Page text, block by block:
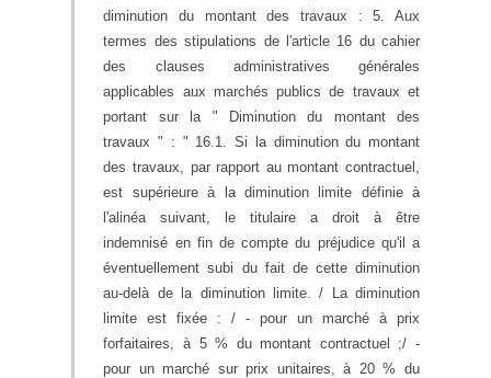
diminution du montant des travaux : 5. Aux
termes des stipulations de l'article 16 du cahier
des clauses administratives générales
applicables aux marchés publics de travaux et
portant sur la " Diminution du montant des
travaux " : " 16.1. Si la diminution du montant
des travaux, par rapport au montant contractuel,
est supérieure à la diminution limite définie à
l'alinéa suivant, le titulaire a droit à être
indemnisé en fin de compte du préjudice qu'il a
éventuellement subi du fait de cette diminution
au-delà de la diminution limite. / La diminution
limite est fixée : / - pour un marché à prix
forfaitaires, à 5 % du montant contractuel ;/ -
pour un marché sur prix unitaires, à 20 % du